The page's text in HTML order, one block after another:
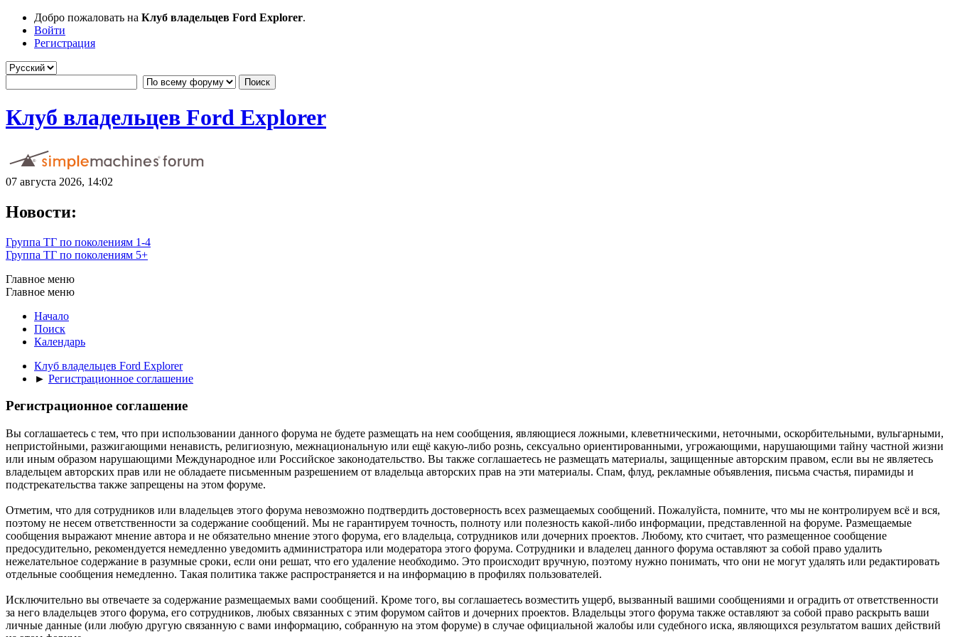
Добро пожаловать на Клуб владельцев Ford Explorer.
Войти
Регистрация
Клуб владельцев Ford Explorer
07 августа 2026, 14:02
Новости:
Группа ТГ по поколениям 1-4
Группа ТГ по поколениям 5+
Главное меню
Главное меню
Начало
Поиск
Календарь
Клуб владельцев Ford Explorer
► Регистрационное соглашение
Регистрационное соглашение
Вы соглашаетесь с тем, что при использовании данного форума не будете размещать на нем сообщения, являющиеся ложными, клеветническими, неточными, оскорбительными, вульгарными,
непристойными, разжигающими ненависть, религиозную, межнациональную или ещё какую-либо рознь, сексуально ориентированными, угрожающими, нарушающими тайну частной жизни
или иным образом нарушающими Международное или Российское законодательство. Вы также соглашаетесь не размещать материалы, защищенные авторским правом, если вы не являетесь
владельцем авторских прав или не обладаете письменным разрешением от владельца авторских прав на эти материалы. Спам, флуд, рекламные объявления, письма счастья, пирамиды и
подстрекательства также запрещены на этом форуме.
Отметим, что для сотрудников или владельцев этого форума невозможно подтвердить достоверность всех размещаемых сообщений. Пожалуйста, помните, что мы не контролируем всё и вся,
поэтому не несем ответственности за содержание сообщений. Мы не гарантируем точность, полноту или полезность какой-либо информации, представленной на форуме. Размещаемые
сообщения выражают мнение автора и не обязательно мнение этого форума, его владельца, сотрудников или дочерних проектов. Любому, кто считает, что размещенное сообщение
предосудительно, рекомендуется немедленно уведомить администратора или модератора этого форума. Сотрудники и владелец данного форума оставляют за собой право удалить
нежелательное содержание в разумные сроки, если они решат, что его удаление необходимо. Это происходит вручную, поэтому нужно понимать, что они не могут удалять или редактировать
отдельные сообщения немедленно. Такая политика также распространяется и на информацию в профилях пользователей.
Исключительно вы отвечаете за содержание размещаемых вами сообщений. Кроме того, вы соглашаетесь возместить ущерб, вызванный вашими сообщениями и оградить от ответственности
за него владельцев этого форума, его сотрудников, любых связанных с этим форумом сайтов и дочерних проектов. Владельцы этого форума также оставляют за собой право раскрыть ваши
личные данные (или любую другую связанную с вами информацию, собранную на этом форуме) в случае официальной жалобы или судебного иска, являющихся результатом ваших действий